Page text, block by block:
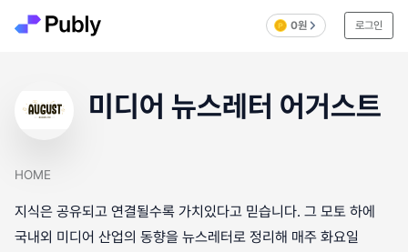
0원 로그인
미디어 뉴스레터 어거스트
HOME
지식은 공유되고 연결될수록 가치있다고 믿습니다. 그 모토 하에
국내외 미디어 산업의 동향을 뉴스레터로 정리해 매주 화요일